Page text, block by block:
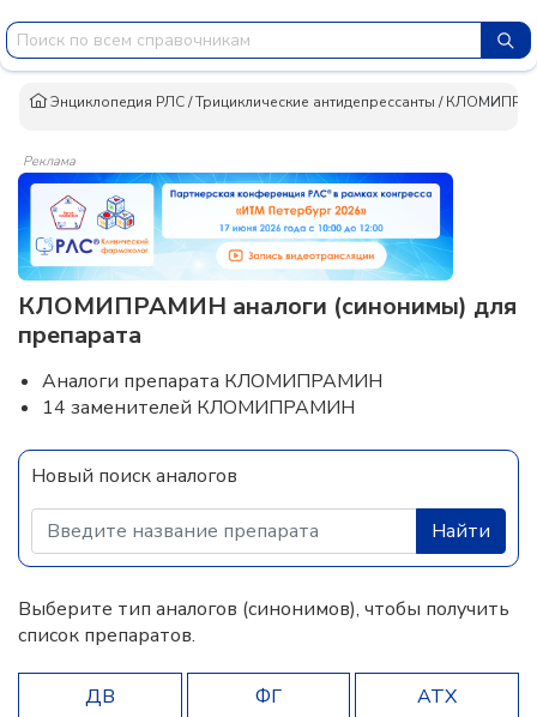
Энциклопедия РЛС/Трициклические антидепрессанты /
Реклама
КЛОМИПРАМИН аналоги (синонимы) для
препарата
Аналоги препарата КЛОМИПРАМИН
14 заменителей КЛОМИПРАМИН
Новый поиск аналогов
Найти
Выберите тип аналогов (синонимов), чтобы получить
список препаратов.
ДВ ФГ АТХ